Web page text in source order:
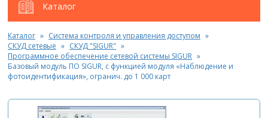
Каталог
Каталог
Система контроля и управления доступом
СКУД сетевые
СКУД "SIGUR"
Программное обеспечение сетевой системы SIGUR
Базовый модуль ПО SIGUR, с функцией модуля «Наблюдение и
фотоидентификация», огранич. до 1 000 карт